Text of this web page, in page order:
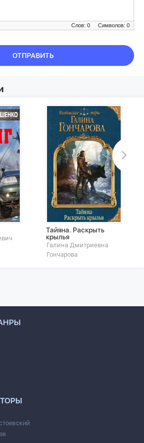
Символов: 0
Слов: 0
ОТПРАВИТЬ
Тайяна. Раскрыть
крылья
Галина Дмитриевна
Гончарова